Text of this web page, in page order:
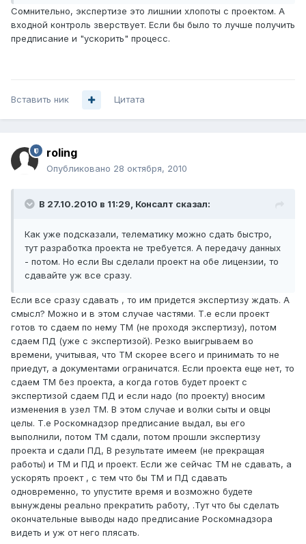
Сомнительно, экспертизе это лишнии хлопоты с проектом. А
входной контроль зверствует. Если бы было то лучше получить
предписание и "ускорить" процесс.
Вставить ник Цитата
roling
Опубликовано 28 октября, 2010
В 27.10.2010 в 11:29, Консалт сказал:
Как уже подсказали, телематику можно сдать быстро,
тут разработка проекта не требуется. А передачу данных
- потом. Но если Вы сделали проект на обе лицензии, то
сдавайте уж все сразу.
Если все сразу сдавать , то им придется экспертизу ждать. А
смысл? Можно и в этом случае частями. Т.е если проект
готов то сдаем по нему ТМ (не проходя экспертизу), потом
сдаем ПД (уже с экспертизой). Резко выигрываем во
времени, учитывая, что ТМ скорее всего и принимать то не
приедут, а документами ограничатся. Если проекта еще нет, то
сдаем ТМ без проекта, а когда готов будет проект с
экспертизой сдаем ПД и если надо (по проекту) вносим
изменения в узел ТМ. В этом случае и волки сыты и овцы
целы. Т.е Роскомнадзор предписание выдал, вы его
выполнили, потом ТМ сдали, потом прошли экспертизу
проекта и сдали ПД, В результате имеем (не прекращая
работы) и ТМ и ПД и проект. Если же сейчас ТМ не сдавать, а
ускорять проект , с тем что бы ТМ и ПД сдавать
одновременно, то упустите время и возможно будете
вынуждены реально прекратить работу, .Тут что бы сделать
окончательные выводы надо предписание Роскомнадзора
видеть и уж от него плясать.